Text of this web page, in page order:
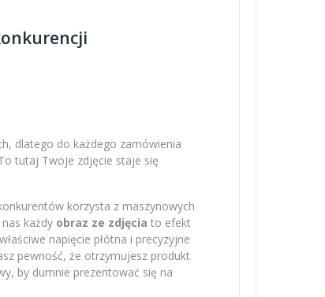
dlatego do każdego zamówienia
tutaj Twoje zdjęcie staje się
korzysta z maszynowych
każdy obraz ze zdjęcia to efekt
napięcie płótna i precyzyjne
pewność, że otrzymujesz produkt
by dumnie prezentować się na